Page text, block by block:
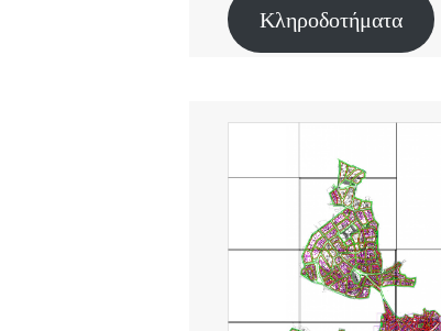
Κληροδοτήματα